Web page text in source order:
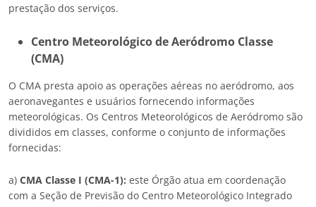
prestação dos serviços.
Centro Meteorológico de Aeródromo Classe
(CMA)
O CMA presta apoio as operações aéreas no aeródromo, aos
aeronavegantes e usuários fornecendo informações
meteorológicas. Os Centros Meteorológicos de Aeródromo são
divididos em classes, conforme o conjunto de informações
fornecidas:
a) CMA Classe I (CMA-1): este Órgão atua em coordenação
com a Seção de Previsão do Centro Meteorológico Integrado